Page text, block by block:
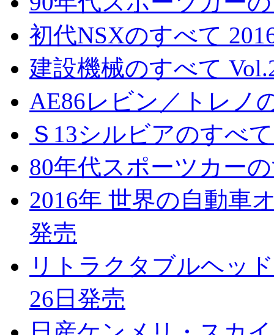
初代NSXのすべて
建設機械のすべて
AE86レビン／トレノ
Ｓ13シルビアのすべ
80年代スポーツカー
2016年 世界の自動車
発売
リトラクタブルヘッ
26日発売